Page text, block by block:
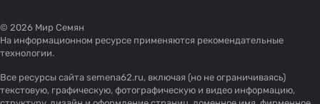
© 2026 Мир Семян
На информационном ресурсе применяются рекомендательные
технологии.
Все ресурсы сайта semena62.ru, включая (но не ограничиваясь)
текстовую, графическую, фотографическую и видео информацию,